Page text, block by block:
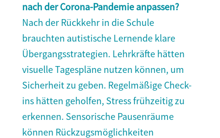
nach der Corona-Pandemie anpassen?
Nach der Rückkehr in die Schule
brauchten autistische Lernende klare
Übergangsstrategien. Lehrkräfte hätten
visuelle Tagespläne nutzen können, um
Sicherheit zu geben. Regelmäßige Check-
ins hätten geholfen, Stress frühzeitig zu
erkennen. Sensorische Pausenräume
können Rückzugsmöglichkeiten